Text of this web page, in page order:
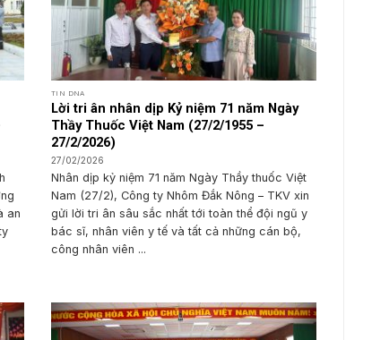
an
TIN DNA
Lời tri ân nhân dịp Kỷ niệm 71 năm Ngày
Thầy Thuốc Việt Nam (27/2/1955 –
27/2/2026)
27/02/2026
Nhân dịp kỷ niệm 71 năm Ngày Thầy thuốc Việt
Nam (27/2), Công ty Nhôm Đắk Nông – TKV xin
gửi lời tri ân sâu sắc nhất tới toàn thể đội ngũ y
bác sĩ, nhân viên y tế và tất cả những cán bộ,
công nhân viên ...